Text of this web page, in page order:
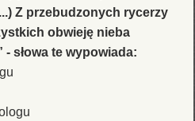
Z przebudzonych rycerzy
obwieję nieba
- słowa te wypowiada: